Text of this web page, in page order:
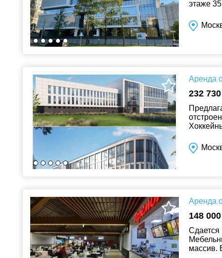
этаже
Аренда
232
Аренда
148
Сдается
массив.